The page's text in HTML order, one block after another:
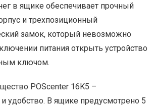
в ящике обеспечивает прочный
и трехпозиционный
замок, который невозможно
питания открыть устройство
ключом.
POScenter 16K5 –
и удобство. В ящике предусмотрено 5